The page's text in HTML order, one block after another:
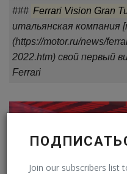
Join our subscribers list
### Ferrari Vision Gran
итальянская компания
(https://motor.ru/news/
2022.htm) свой первый
Ferrari